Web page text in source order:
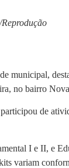
municipal,
no bairro
de
I e II, e
variam